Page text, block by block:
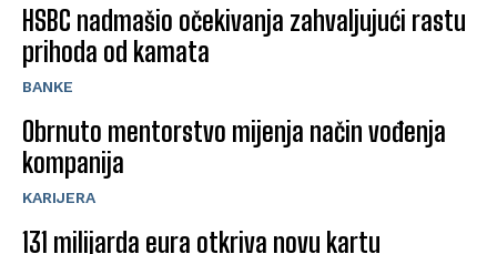
HSBC nadmašio očekivanja zahvaljujući rastu
prihoda od kamata
BANKE
Obrnuto mentorstvo mijenja način vođenja
kompanija
KARIJERA
131 milijarda eura otkriva novu kartu